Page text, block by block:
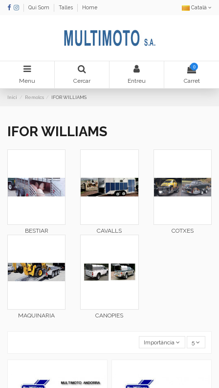
Qui Som Talles Home Català
Menu Cercar Entreu
0
Carret
Inici Remolcs IFOR WILLIAMS
IFOR WILLIAMS
BESTIAR CAVALLS COTXES
MAQUINARIA CANOPIES
Importància 5